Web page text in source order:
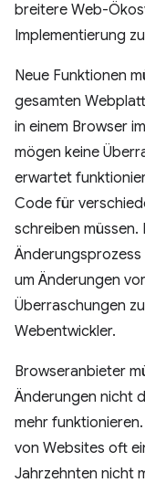
breitere Web-
Implementierung
Neue Funktionen
gesamten
in einem Browser
mögen keine
erwartet
Code für
schreiben müssen.
um Änderungen
Überraschungen
Webentwickler.
Browseranbieter
Änderungen nicht
mehr
von Websites oft
Jahrzehnten nicht